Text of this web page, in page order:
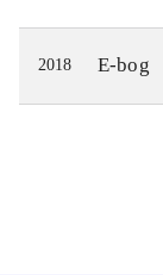
2018 E-bog